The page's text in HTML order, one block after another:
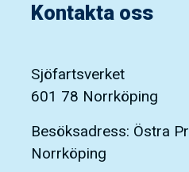
Kontakta oss
Sjöfartsverket
601 78 Norrköping
Besöksadress: Östra
Norrköping